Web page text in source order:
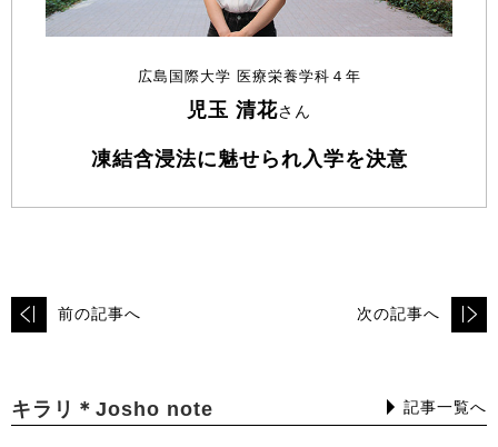
広島国際大学 医療栄養学科４年
児玉 清花さん
凍結含浸法に魅せられ入学を決意
前の記事へ 次の記事へ
キラリ＊Josho note 記事一覧へ